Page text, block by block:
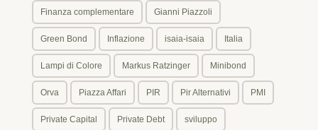
Finanza complementare Gianni Piazzoli
Green Bond Inflazione isaia-isaia Italia
Lampi di Colore Markus Ratzinger Minibond
Orva Piazza Affari PIR Pir Alternativi PMI
Private Capital Private Debt sviluppo